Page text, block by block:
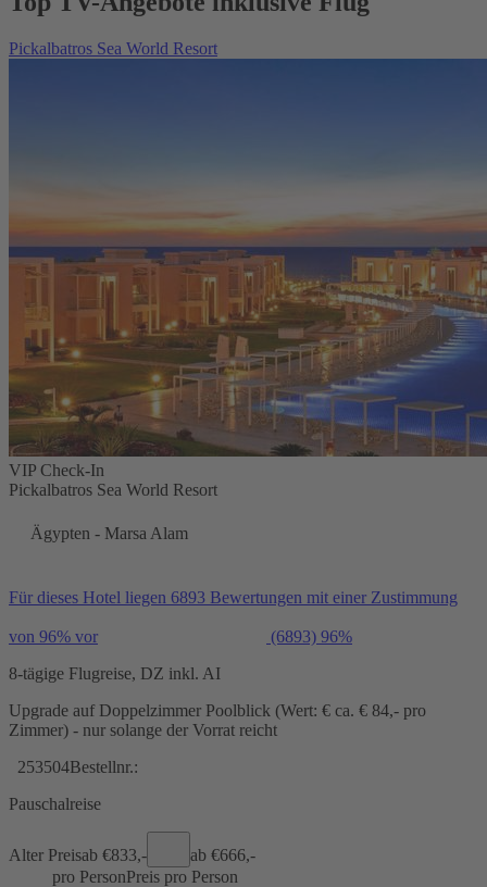
Pickalbatros Sea World Resort
VIP Check-In
Pickalbatros Sea World Resort
Ägypten - Marsa Alam
Für dieses Hotel liegen 6893 Bewertungen mit einer Zustimmung
von 96% vor (6893) 96%
8-tägige Flugreise, DZ inkl. AI
Upgrade auf Doppelzimmer Poolblick (Wert: € ca. € 84,- pro
Zimmer) - nur solange der Vorrat reicht
253504Bestellnr.:
Pauschalreise
Alter Preisab €833,- ab €666,-
pro PersonPreis pro Person